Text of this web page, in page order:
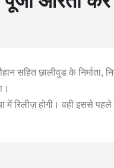
सहित छालीवुड के
रिलीज़ होगी। वही इससे